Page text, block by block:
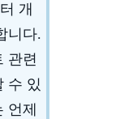
개
니다.
관련
수 있
언제